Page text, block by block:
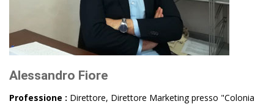
Alessandro Fiore
Professione : Direttore, Direttore Marketing presso "Colonia